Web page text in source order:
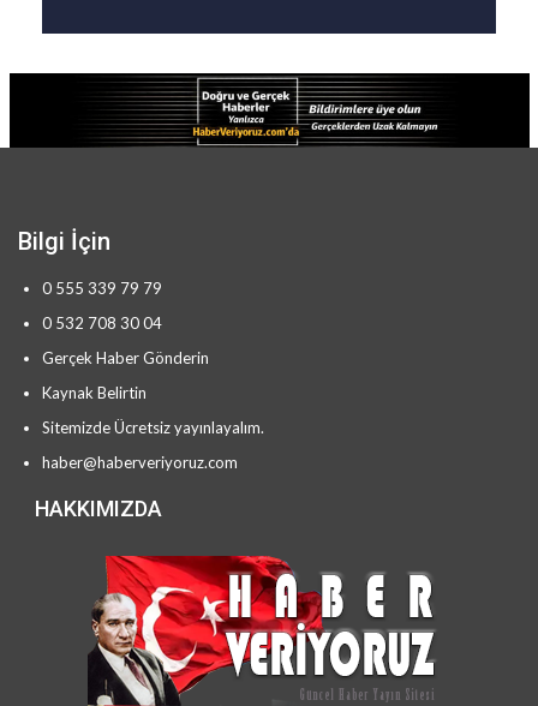
Bilgi İçin
0 555 339 79 79
0 532 708 30 04
Gerçek Haber Gönderin
Kaynak Belirtin
Sitemizde Ücretsiz yayınlayalım.
haber@haberveriyoruz.com
HAKKIMIZDA